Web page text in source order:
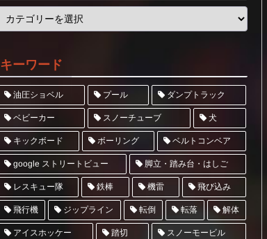
キーワード
油圧ショベル プール ダンプトラック
ベビーカー スノーチューブ 犬
キックボード ボーリング ベルトコンベア
google ストリートビュー 脚立・踏み台・はしご
レスキュー隊 鉄棒 機雷 飛び込み
飛行機 ジップライン 転倒 転落 解体
アイスホッケー 踏切 スノーモービル